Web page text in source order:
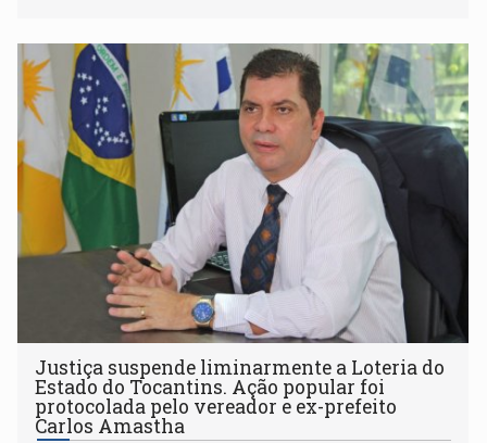
Justiça suspende liminarmente a Loteria do
Estado do Tocantins. Ação popular foi
protocolada pelo vereador e ex-prefeito
Carlos Amastha